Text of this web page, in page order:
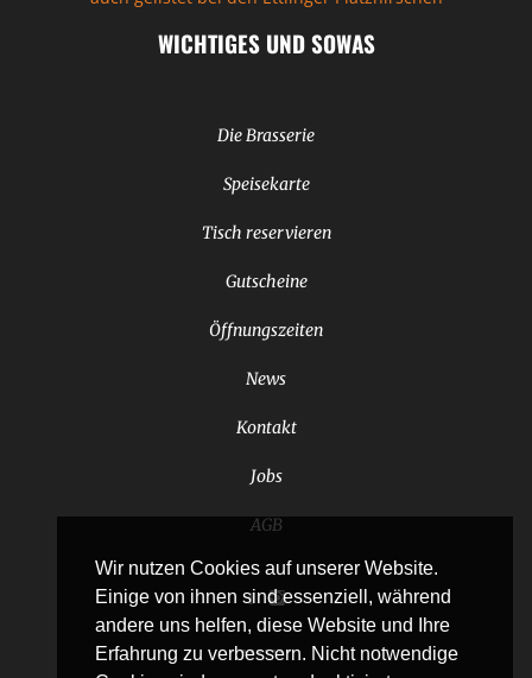
WICHTIGES UND SOWAS
Die Brasserie
Speisekarte
Tisch reservieren
Gutscheine
Öffnungszeiten
News
Kontakt
Jobs
AGB
Wir nutzen Cookies auf unserer Website.
Einige von ihnen sind essenziell, während
andere uns helfen, diese Website und Ihre
Erfahrung zu verbessern. Nicht notwendige